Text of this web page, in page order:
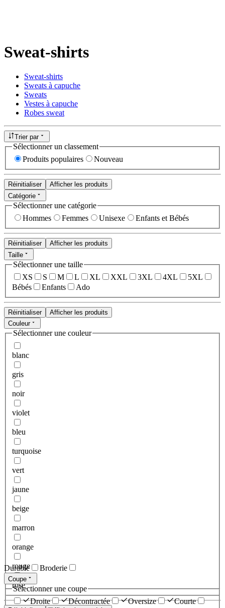
Sweat-shirts
Sweat-shirts
Sweats à capuche
Sweats
Vestes à capuche
Robes sweat
Trier par
Sélectionner un classement
Produits populaires
Nouveau
Réinitialiser
Afficher les produits
Catégorie
Sélectionner une catégorie
Hommes
Femmes Unisexe Enfants et Bébés
Réinitialiser
Afficher les produits
Taille
Sélectionner une taille
XS
S M L XL XXL 3XL 4XL
5XL
Bébés
Enfants Ado
Réinitialiser
Afficher les produits
Couleur
Sélectionner une couleur
blanc
gris
noir
violet
bleu
turquoise
vert
jaune
beige
marron
orange
rouge
rose
Durable Broderie
Coupe
Sélectionner une coupe
Droite
Décontractée Oversize
Courte